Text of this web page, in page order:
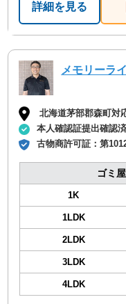
詳細を見る
メモリーラ
北海道茅部郡森町対
本人確認証提出確認
古物商許可証：第
ゴミ
1K
1LDK
2LDK
3LDK
4LDK